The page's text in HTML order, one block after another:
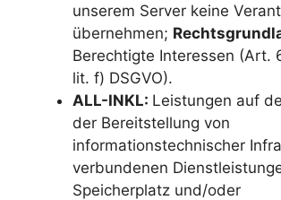
unserem Server keine
übernehmen;
Berechtigte Interessen (Art.
lit. f) DSGVO).
ALL-INKL: Leistungen auf
der Bereitstellung von
informationstechnischer
verbundenen
Speicherplatz und/oder